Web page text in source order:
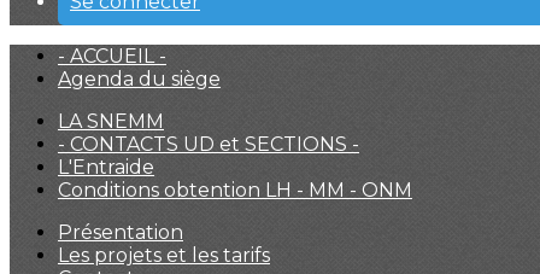
- ACCUEIL -
Agenda du siège
LA SNEMM
- CONTACTS UD et SECTIONS -
L'Entraide
Conditions obtention LH - MM - ONM
Présentation
Les projets et les tarifs